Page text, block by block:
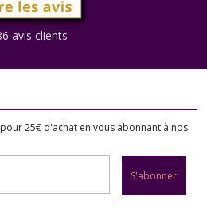
avis clients
25€ d'achat en vous abonnant à nos
S'abonner